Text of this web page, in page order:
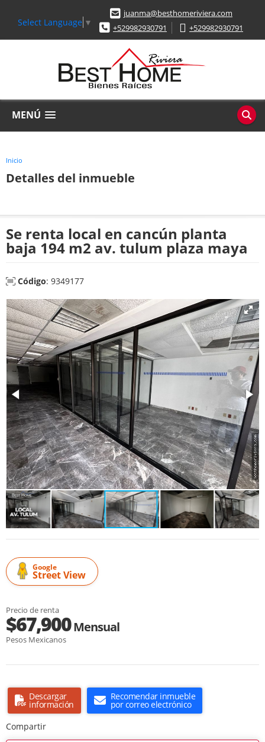
Select Language ▼
juanma@besthomeriviera.com
+529982930791
+529982930791
MENÚ
Inicio
Detalles del inmueble
Se renta local en cancún planta
baja 194 m2 av. tulum plaza maya
Código: 9349177
Google
Street View
Precio de renta
$67,900Mensual
Pesos Mexicanos
Descargar
información
Recomendar inmueble
por correo electrónico
Compartir